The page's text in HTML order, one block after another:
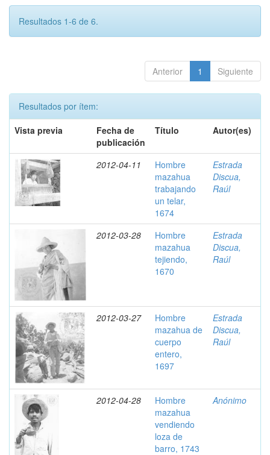
Resultados 1-6 de 6.
Anterior 1 Siguiente
Resultados por ítem:
Vista previa
Fecha de
publicación
Título Autor(es)
2012-04-11
Hombre
mazahua
trabajando
un telar,
1674
Estrada
Discua,
Raúl
2012-03-28
Hombre
mazahua
tejiendo,
1670
Estrada
Discua,
Raúl
2012-03-27
Hombre
mazahua de
cuerpo
entero,
1697
Estrada
Discua,
Raúl
2012-04-28
Hombre
mazahua
vendiendo
loza de
barro, 1743
Anónimo